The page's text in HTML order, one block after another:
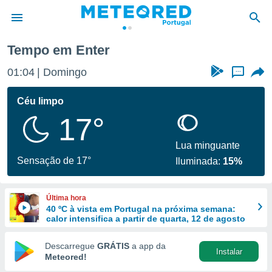
da
foi
fornecidas
a este
das
e
forma
digital
Tempo em Enter
01:04 Domingo ...
Céu limpo
17°
Sensação de 17°
Lua minguante
Iluminada: 15%
Última hora
40 ºC à vista em Portugal na próxima semana:
calor intensifica a partir de quarta, 12 de agosto
Descarregue GRÁTIS a app da
Meteored!
Instalar